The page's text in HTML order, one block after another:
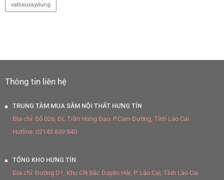
vatlieuxaydung
Thông tin liên hệ
TRUNG TÂM MUA SẮM NỘI THẤT HƯNG TÍN
Địa chỉ: Số 026, ĐL Trần Hưng Đạo, P.Cam Đường, Tỉnh Lào Cai
Hotline: 02143 839 840
TỔNG KHO HƯNG TÍN
Địa chỉ: Đường D1, Khu CN Bắc Duyên Hải, P. Lào Cai, Tỉnh Lào Cai